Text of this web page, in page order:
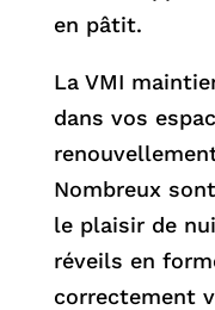
en pâtit.
La VMI
dans vos
Nombreux
le plaisir de
réveils en
correctement